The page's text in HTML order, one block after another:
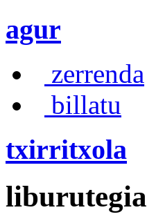
agur
zerrenda
billatu
txirritxola
liburutegia